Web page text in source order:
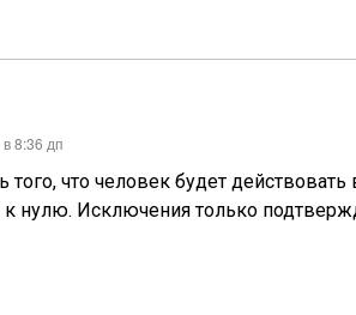
8:36 дп
того, что человек будет
к нулю. Исключения только